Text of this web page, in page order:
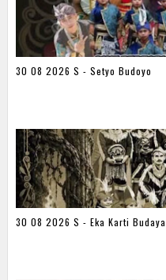
30 08 2026 S - Setyo Budoyo
30 08 2026 S - Eka Karti Budaya